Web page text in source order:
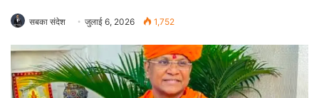
सबका संदेश जुलाई 6, 2026 1,752